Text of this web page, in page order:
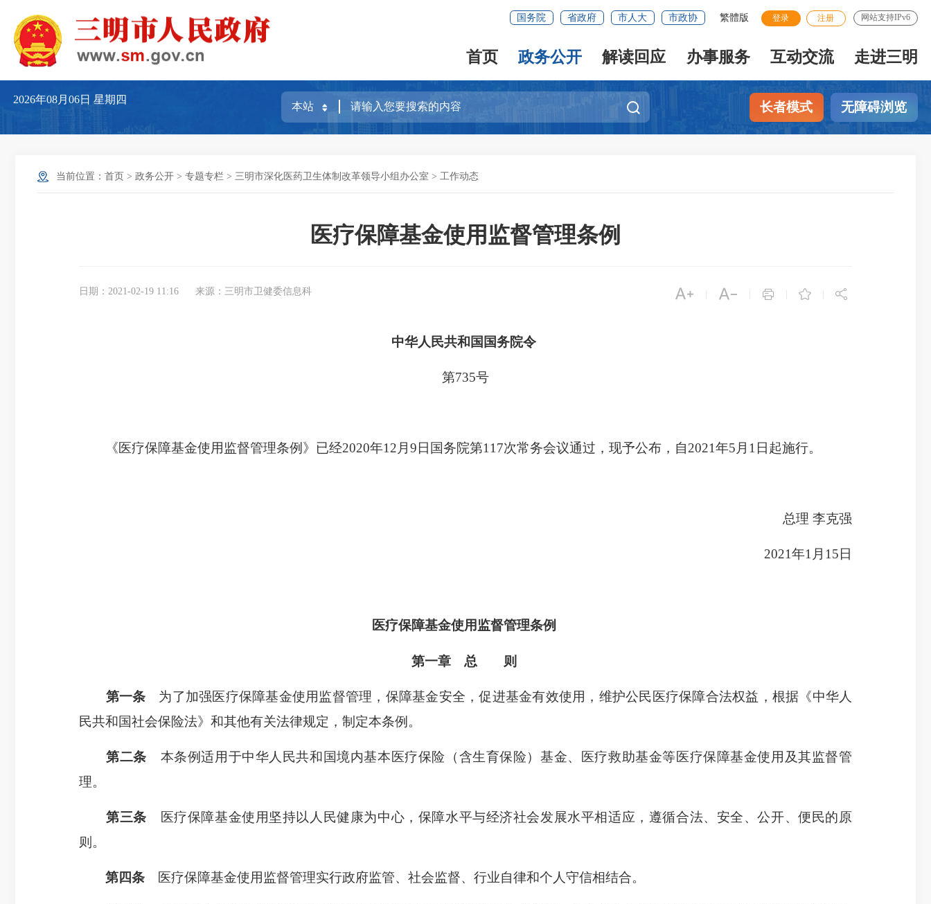
国务院 省政府 市人大 市政协 繁體版 登录 注册 网站支持IPv6
首页 政务公开 解读回应 办事服务 互动交流 走进三明
2026年08月06日星期四
长者模式 无障碍浏览
当前位置： 首页 > 政务公开 > 专题专栏 > 三明市深化医药卫生体制改革领导小组办公室 > 工作动态
医疗保障基金使用监督管理条例
日期：2021-02-19 11:16 来源：三明市卫健委信息科     
中华人民共和国国务院令
第735号
《医疗保障基金使用监督管理条例》已经2020年12月9日国务院第117次常务会议通过，现予公布，自2021年5月1日起施行。
总理 李克强
2021年1月15日
医疗保障基金使用监督管理条例
第一章 总 则
第一条 为了加强医疗保障基金使用监督管理，保障基金安全，促进基金有效使用，维护公民医疗保障合法权益，根据《中华人
民共和国社会保险法》和其他有关法律规定，制定本条例。
第二条 本条例适用于中华人民共和国境内基本医疗保险（含生育保险）基金、医疗救助基金等医疗保障基金使用及其监督管
理。
第三条 医疗保障基金使用坚持以人民健康为中心，保障水平与经济社会发展水平相适应，遵循合法、安全、公开、便民的原
则。
第四条 医疗保障基金使用监督管理实行政府监管、社会监督、行业自律和个人守信相结合。